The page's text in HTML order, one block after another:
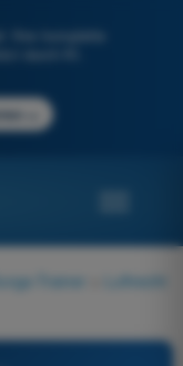
Ihre komplette
durch KI.
Trainer
Luftrecht